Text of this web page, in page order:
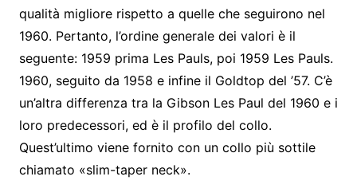
qualità migliore rispetto a quelle che seguirono nel
1960. Pertanto, l’ordine generale dei valori è il
seguente: 1959 prima Les Pauls, poi 1959 Les Pauls.
1960, seguito da 1958 e infine il Goldtop del ’57. C’è
un’altra differenza tra la Gibson Les Paul del 1960 e i
loro predecessori, ed è il profilo del collo.
Quest’ultimo viene fornito con un collo più sottile
chiamato «slim-taper neck».